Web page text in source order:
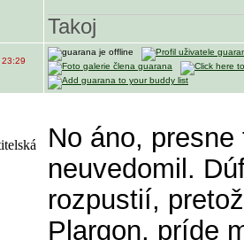
Takoj
23:29
No áno,
neuvedomil.
rozpustií,
Plargon, príde